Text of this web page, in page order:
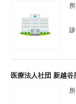
医療法人社団 新越